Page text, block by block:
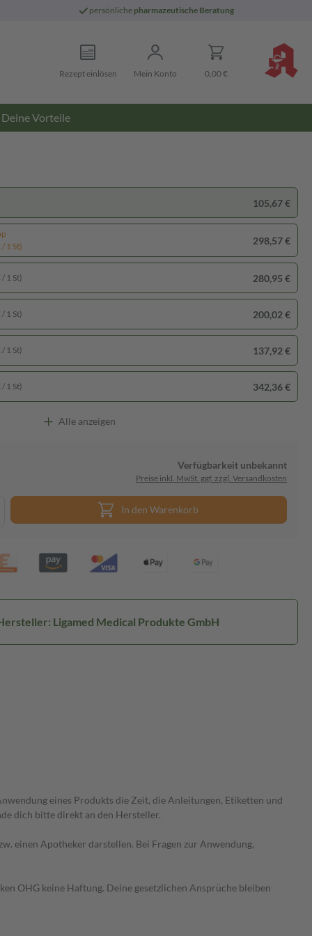
persönliche pharmazeutische Beratung
Rezept einlösen Mein Konto 0,00 €
Deine Vorteile
1 St)
298,57 €
1 St) 280,95 €
1 St) 200,02 €
1 St) 137,92 €
1 St) 342,36 €
105,67 €
Alle anzeigen
Verfügbarkeit unbekannt
Preise inkl. MwSt. ggf. zzgl. Versandkosten
In den Warenkorb
Ligamed Medical Produkte GmbH
eines Produkts die Zeit, die Anleitungen, Etiketten und
dich bitte direkt an den Hersteller.
einen Apotheker darstellen. Bei Fragen zur Anwendung,
OHG keine Haftung. Deine gesetzlichen Ansprüche bleiben